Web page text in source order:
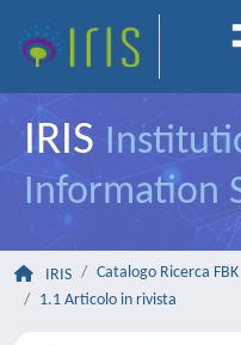
IRIS
Information
IRIS Catalogo Ricerca FBK
1.1 Articolo in rivista